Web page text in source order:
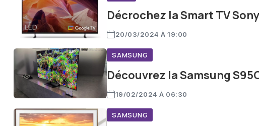
Décrochez la Smart TV
20/03/2024 À 19:00
SAMSUNG
Découvrez la Samsung
19/02/2024 À 06:30
SAMSUNG